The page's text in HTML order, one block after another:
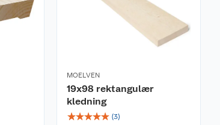
MOELVEN
19x98 rektangulær
kledning
☆☆☆☆☆ (3)